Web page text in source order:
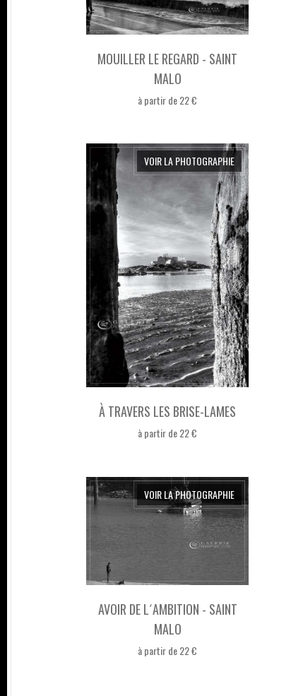
MOUILLER LE REGARD - SAINT
MALO
à partir de 22 €
À TRAVERS LES BRISE-LAMES
à partir de 22 €
VOIR LA PHOTOGRAPHIE
AVOIR DE L´AMBITION - SAINT
MALO
à partir de 22 €
VOIR LA PHOTOGRAPHIE